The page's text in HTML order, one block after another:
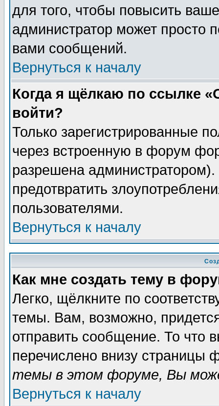
для того, чтобы повысить
администратор может просто
вами сообщений.
Вернуться к началу
Когда я щёлкаю по ссылке
войти?
Только зарегистрированные
через встроенную в форум
разрешена
предотвратить
пользователями.
Вернуться к началу
Как мне создать тему в
Легко, щёлкните по
темы. Вам, возможно,
отправить сообщение. То что
перечислено внизу страницы
темы в этом форуме, Вы
Вернуться к началу